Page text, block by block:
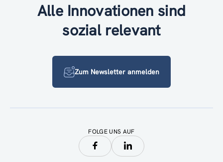
Alle Innovationen sind
sozial relevant
Zum Newsletter anmelden
FOLGE UNS AUF